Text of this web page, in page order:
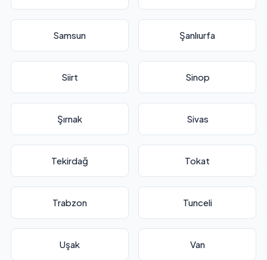
Samsun Şanlıurfa
Siirt Sinop
Şırnak Sivas
Tekirdağ Tokat
Trabzon Tunceli
Uşak Van